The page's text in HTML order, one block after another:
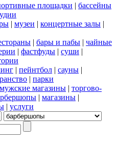
площадки | бассейны
| музеи | концертные залы |
| бары и пабы | чайные
| фастфуды | суши |
| пейнтбол | сауны |
| парки
мужские магазины | торгово-
| магазины |
| услуги